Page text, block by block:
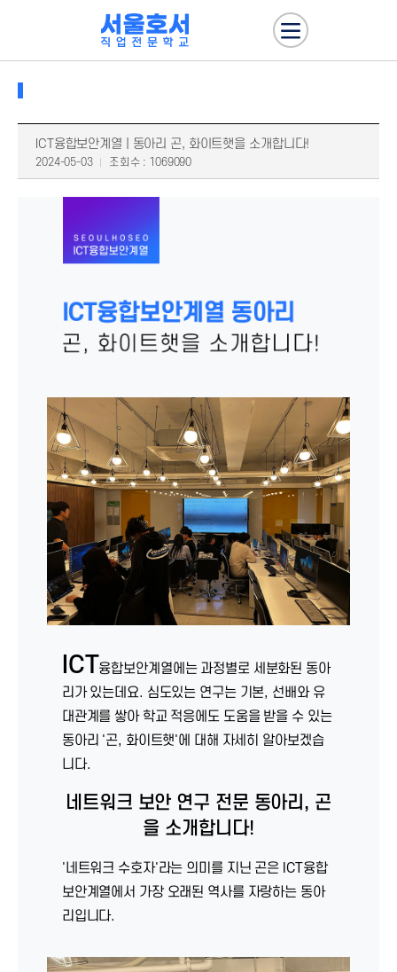
ICT융합보안계열 | 동아리 곤, 화이트햇을 소개합니다!
2024-05-03 조회수 : 1069090
ICT융합보안계열에는 과정별로 세분화된 동아
리가 있는데요. 심도있는 연구는 기본, 선배와 유
대관계를 쌓아 학교 적응에도 도움을 받을 수 있는
동아리 '곤, 화이트햇'에 대해 자세히 알아보겠습
니다.
네트워크 보안 연구 전문 동아리, 곤
을 소개합니다!
'네트워크 수호자'라는 의미를 지닌 곤은 ICT융합
보안계열에서 가장 오래된 역사를 자랑하는 동아
리입니다.